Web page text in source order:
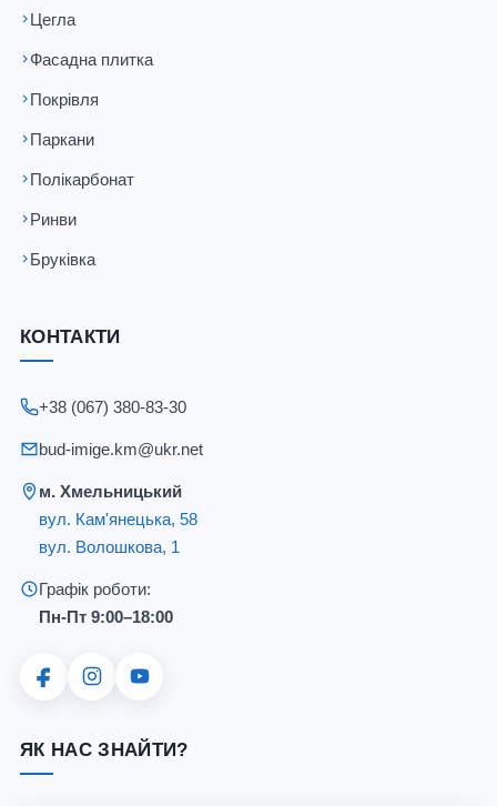
Цегла
Фасадна плитка
Покрівля
Паркани
Полікарбонат
Ринви
Бруківка
КОНТАКТИ
+38 (067) 380-83-30
bud-imige.km@ukr.net
м. Хмельницький
вул. Кам'янецька, 58
вул. Волошкова, 1
Графік роботи:
Пн-Пт 9:00–18:00
ЯК НАС ЗНАЙТИ?